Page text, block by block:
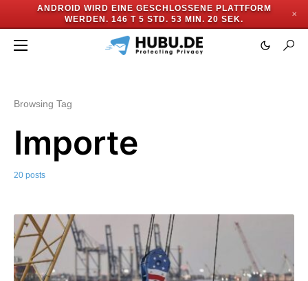
ANDROID WIRD EINE GESCHLOSSENE PLATTFORM
WERDEN. 146 T 5 STD. 53 MIN. 18 SEK.
✕
Browsing Tag
Importe
20 posts